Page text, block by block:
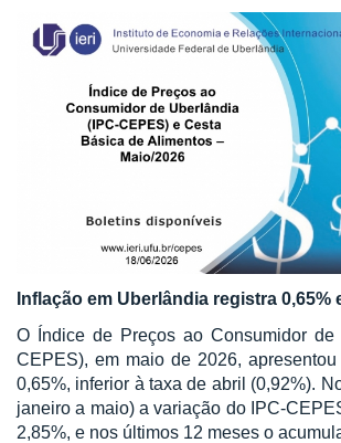
Inflação em Uberlândia registra 0,65%
O Índice de Preços ao Consumidor de
CEPES), em maio de 2026,
0,65%, inferior à taxa de abril (0,92%).
janeiro a maio) a variação do IPC-
2,85%, e nos últimos 12 meses o